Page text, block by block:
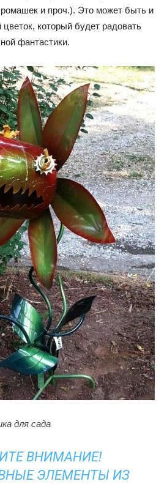
ромашек и проч.). Это может быть и
цветок, который будет радовать
фантастики.
для сада
ВНИМАНИЕ!
ЭЛЕМЕНТЫ ИЗ